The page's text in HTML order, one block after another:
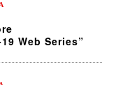
Web Series”